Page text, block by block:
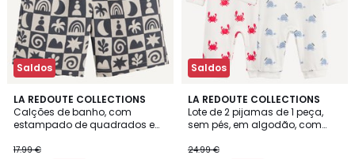
Saldos
LA REDOUTE COLLECTIONS
Calções de banho, com
estampado de quadrados e
17.99 €
1
/
5
2
Cores
Saldos
LA REDOUTE COLLECTIONS
Lote de 2 pijamas de 1 peça,
sem pés, em algodão, com
tartarugas
24.99 €
2
/
5